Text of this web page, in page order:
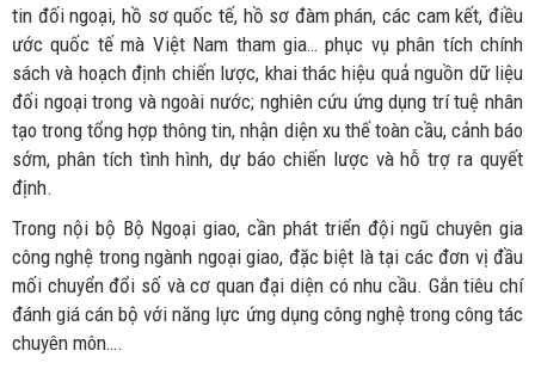
tin đối ngoại, hồ sơ quốc tế, hồ sơ đàm phán, các cam kết, điều
ước quốc tế mà Việt Nam tham gia… phục vụ phân tích chính
sách và hoạch định chiến lược, khai thác hiệu quả nguồn dữ liệu
đối ngoại trong và ngoài nước; nghiên cứu ứng dụng trí tuệ nhân
tạo trong tổng hợp thông tin, nhận diện xu thế toàn cầu, cảnh báo
sớm, phân tích tình hình, dự báo chiến lược và hỗ trợ ra quyết
định.
Trong nội bộ Bộ Ngoại giao, cần phát triển đội ngũ chuyên gia
công nghệ trong ngành ngoại giao, đặc biệt là tại các đơn vị đầu
mối chuyển đổi số và cơ quan đại diện có nhu cầu. Gắn tiêu chí
đánh giá cán bộ với năng lực ứng dụng công nghệ trong công tác
chuyên môn….